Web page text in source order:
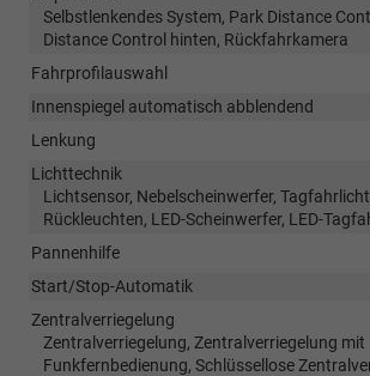
Selbstlenkendes System, Park Distance
Distance Control hinten, Rückfahrkamera
Fahrprofilauswahl
Innenspiegel automatisch abblendend
Lenkung
Lichttechnik
Lichtsensor, Nebelscheinwerfer,
Rückleuchten, LED-Scheinwerfer, LED-
Pannenhilfe
Start/Stop-Automatik
Zentralverriegelung
Zentralverriegelung, Zentralverriegelung mit
Funkfernbedienung, Schlüssellose